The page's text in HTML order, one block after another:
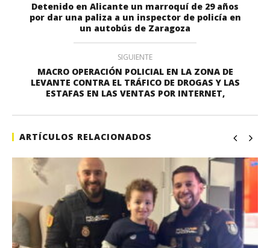
Detenido en Alicante un marroquí de 29 años
por dar una paliza a un inspector de policía en
un autobús de Zaragoza
SIGUIENTE
MACRO OPERACIÓN POLICIAL EN LA ZONA DE
LEVANTE CONTRA EL TRÁFICO DE DROGAS Y LAS
ESTAFAS EN LAS VENTAS POR INTERNET,
ARTÍCULOS RELACIONADOS